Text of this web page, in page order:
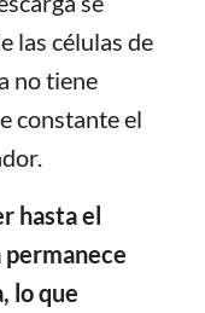
las células de
no tiene
constante el
hasta el
lo que